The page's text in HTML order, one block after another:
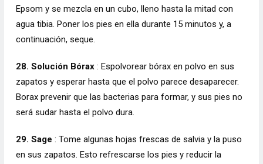
Epsom y se mezcla en un cubo, lleno hasta la mitad con
agua tibia. Poner los pies en ella durante 15 minutos y, a
continuación, seque.
28. Solución Bórax: Espolvorear bórax en polvo en sus
zapatos y esperar hasta que el polvo parece desaparecer.
Borax prevenir que las bacterias para formar, y sus pies no
será sudar hasta el polvo dura.
29. Sage : Tome algunas hojas frescas de salvia y la puso
en sus zapatos. Esto refrescarse los pies y reducir la